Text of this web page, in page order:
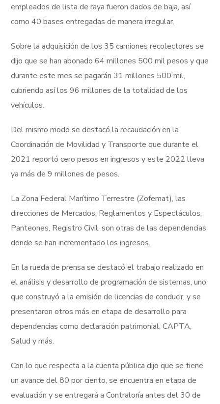
empleados de lista de raya fueron dados de baja, así
como 40 bases entregadas de manera irregular.
Sobre la adquisición de los 35 camiones recolectores se
dijo que se han abonado 64 millones 500 mil pesos y que
durante este mes se pagarán 31 millones 500 mil,
cubriendo así los 96 millones de la totalidad de los
vehículos.
Del mismo modo se destacó la recaudación en la
Coordinación de Movilidad y Transporte que durante el
2021 reportó cero pesos en ingresos y este 2022 lleva
ya más de 9 millones de pesos.
La Zona Federal Marítimo Terrestre (Zofemat), las
direcciones de Mercados, Reglamentos y Espectáculos,
Panteones, Registro Civil, son otras de las dependencias
donde se han incrementado los ingresos.
En la rueda de prensa se destacó el trabajo realizado en
el análisis y desarrollo de programación de sistemas, uno
que construyó a la emisión de licencias de conducir, y se
presentaron otros más en etapa de desarrollo para
dependencias como declaración patrimonial, CAPTA,
Salud y más.
Con lo que respecta a la cuenta pública dijo que se tiene
un avance del 80 por ciento, se encuentra en etapa de
evaluación y se entregará a Contraloría antes del 30 de